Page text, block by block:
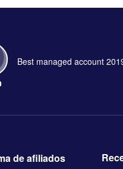
Best managed account
de afiliados